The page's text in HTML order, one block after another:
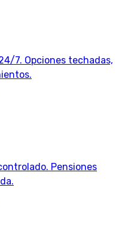
7. Opciones techadas,
Pensiones